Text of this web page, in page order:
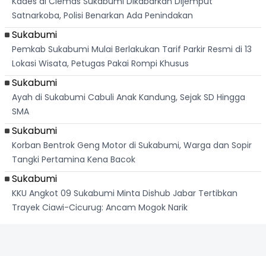
Satnarkoba, Polisi Benarkan Ada Penindakan
Sukabumi
Pemkab Sukabumi Mulai Berlakukan Tarif Parkir Resmi di 13
Lokasi Wisata, Petugas Pakai Rompi Khusus
Sukabumi
Ayah di Sukabumi Cabuli Anak Kandung, Sejak SD Hingga
SMA
Sukabumi
Korban Bentrok Geng Motor di Sukabumi, Warga dan Sopir
Tangki Pertamina Kena Bacok
Sukabumi
KKU Angkot 09 Sukabumi Minta Dishub Jabar Tertibkan
Trayek Ciawi-Cicurug: Ancam Mogok Narik